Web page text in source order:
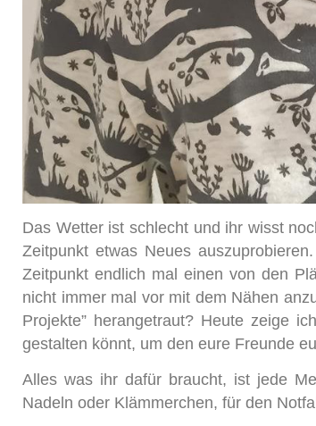
Das Wetter ist schlecht und ihr wisst
Zeitpunkt etwas Neues
Zeitpunkt endlich mal einen von den
nicht immer mal vor mit dem Nähen
Projekte” herangetraut? Heute zeige
gestalten könnt, um den eure Freunde
Alles was ihr dafür braucht, ist jede
Nadeln oder Klämmerchen, für den